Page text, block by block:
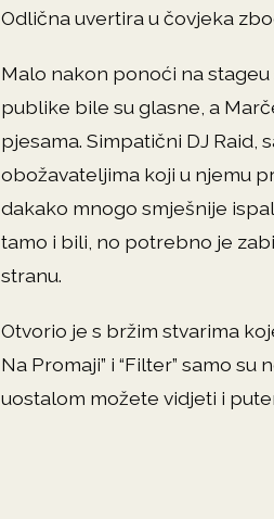
Odlična uvertira u čovjeka
Malo nakon ponoći na
publike bile su glasne, a
pjesama. Simpatični DJ Raid,
obožavateljima koji u njemu
dakako mnogo smješnije
tamo i bili, no potrebno je
stranu.
Otvorio je s bržim stvarima
Na Promaji” i “Filter” samo
uostalom možete vidjeti i